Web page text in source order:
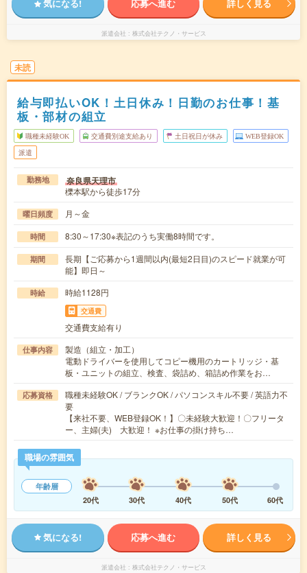
気になる! 応募へ進む 詳しく見る
派遣会社 株式会社テクノ・サービス
未読
給与即払いOK！土日休み！日勤のお仕事！基
板・部材の組立
職種未経験OK 交通費別途支給あり 土日祝日が休み WEB登録OK
派遣
勤務地 奈良県天理市
櫟本駅から徒歩17分
曜日頻度 月～金
時間 8:30～17:30※表記のうち実働8時間です。
期間
長期【ご応募から1週間以内(最短2日目)のスピード就業が可
能】即日～
時給 時給1128円
交通費
交通費支給有り
仕事内容
製造（組立・加工）
電動ドライバーを使用してコピー機用のカートリッジ・基
板・ユニットの組立、検査、袋詰め、箱詰め作業をお…
応募資格
職種未経験OK / ブランクOK / パソコンスキル不要 / 英語力不
要
【来社不要、WEB登録OK！】〇未経験大歓迎！〇フリータ
ー、主婦(夫) 大歓迎！ ※お仕事の掛け持ち…
職場の雰囲気
年齢層
20代
30代 40代 50代 60代
気になる! 応募へ進む 詳しく見る
派遣会社 株式会社テクノ・サービス